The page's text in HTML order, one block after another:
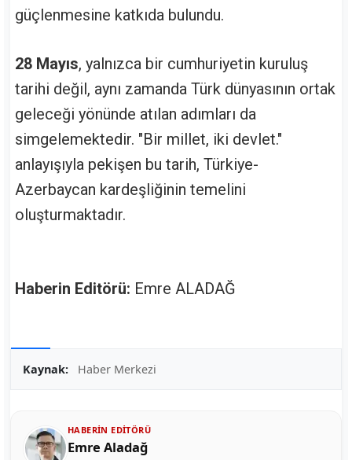
güçlenmesine katkıda bulundu.
28 Mayıs, yalnızca bir cumhuriyetin kuruluş
tarihi değil, aynı zamanda Türk dünyasının ortak
geleceği yönünde atılan adımları da
simgelemektedir. "Bir millet, iki devlet."
anlayışıyla pekişen bu tarih, Türkiye-
Azerbaycan kardeşliğinin temelini
oluşturmaktadır.
Haberin Editörü: Emre ALADAĞ
Kaynak: Haber Merkezi
HABERIN EDITÖRÜ
Emre Aladağ